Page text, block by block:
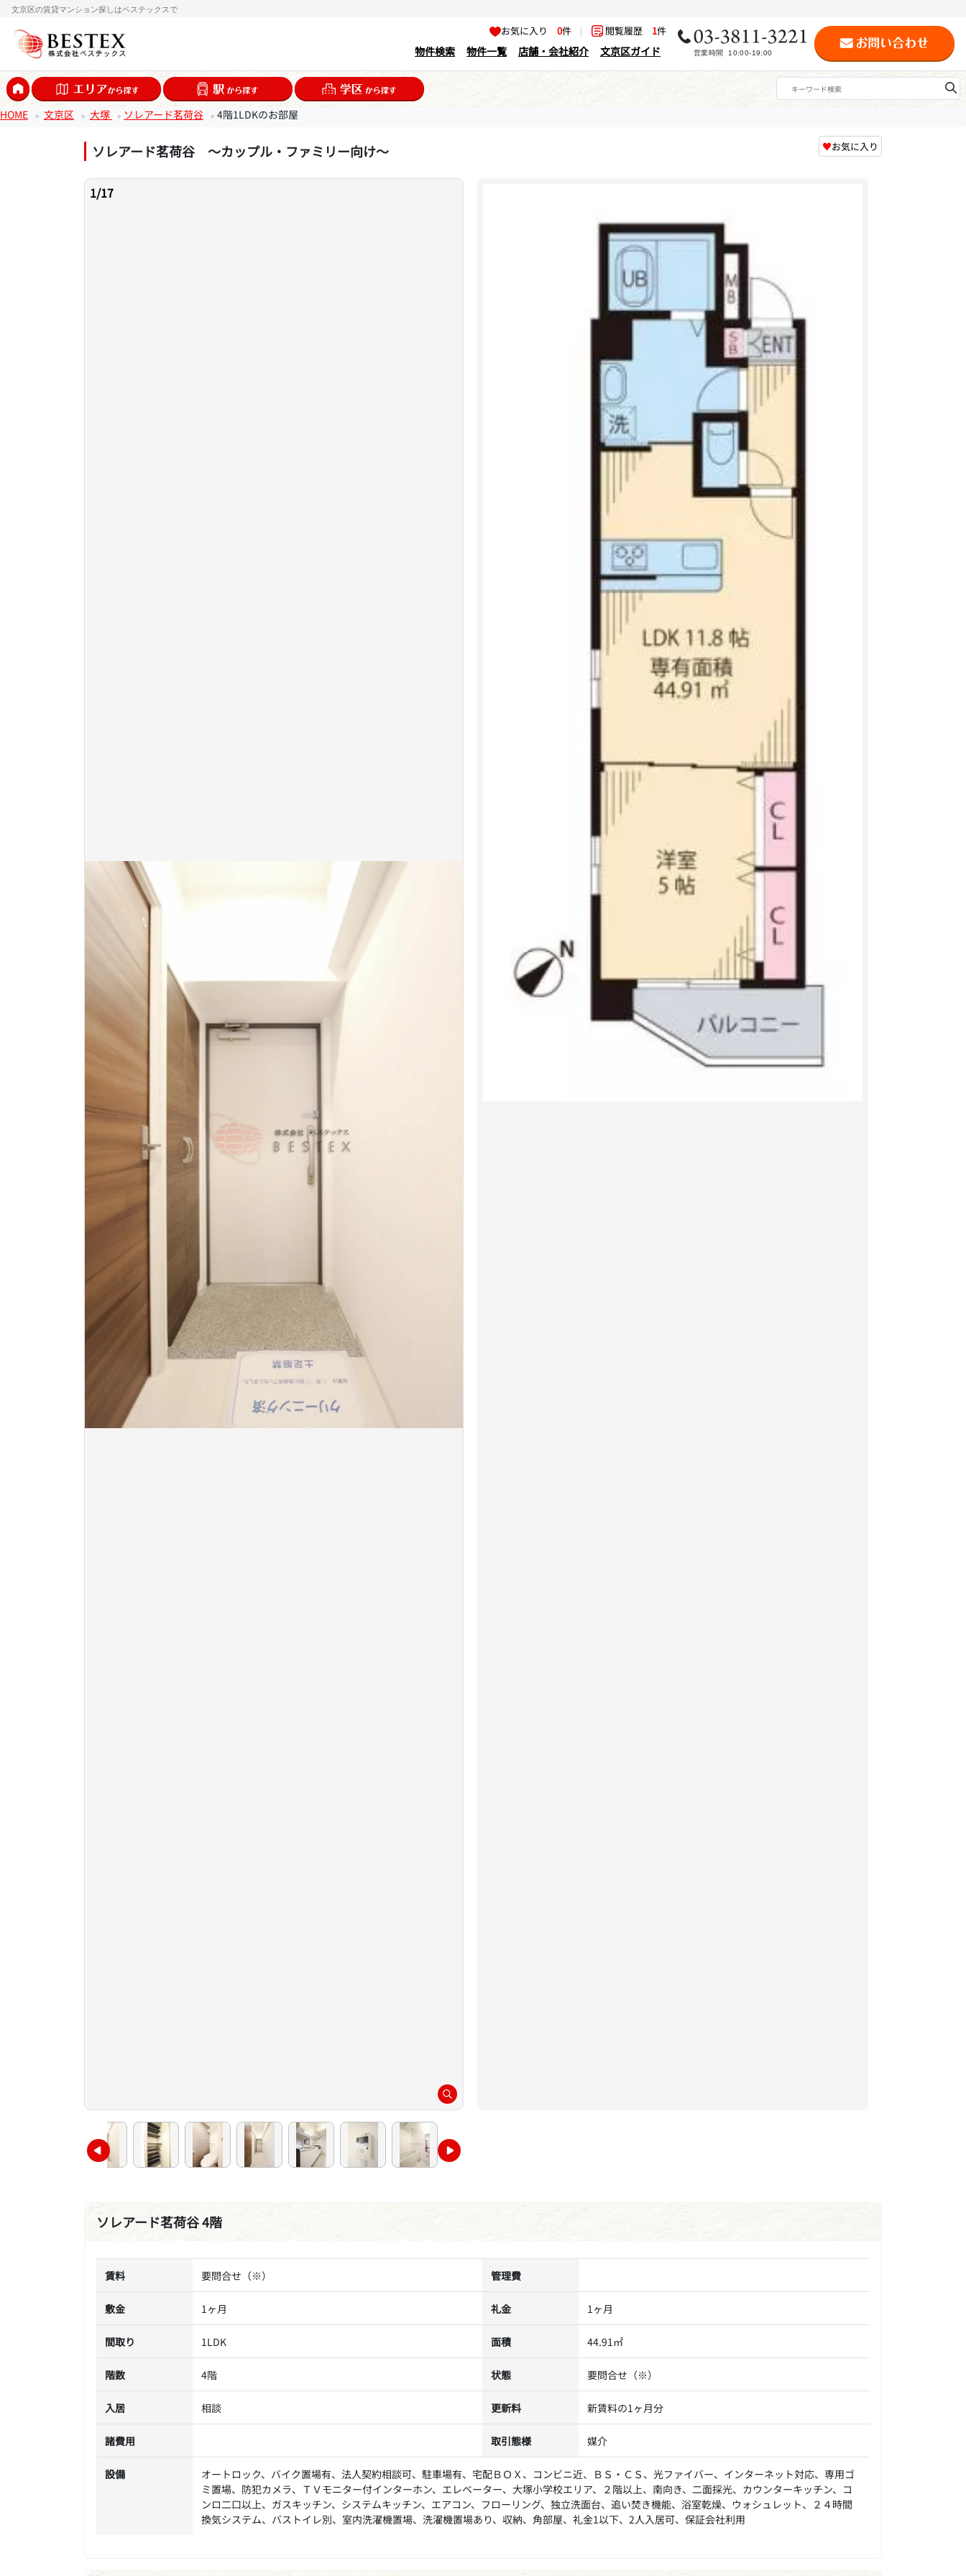
文京区の賃貸マンション探しはベステックスで
お気に入り0件 | 閲覧履歴 1件
物件検索 物件一覧 店舗・会社紹介 文京区ガイド
HOME 文京区 大塚 ソレアード茗荷谷 4階1LDKのお部屋
ソレアード茗荷谷 ～カップル・ファミリー向け～ ♥お気に入り
1/17
ソレアード茗荷谷 4階
賃料 要問合せ（※） 管理費
敷金 1ヶ月 礼金 1ヶ月
間取り 1LDK 面積 44.91㎡
階数 4階 状態 要問合せ（※）
入居 相談 更新料 新賃料の1ヶ月分
諸費用 取引態様 媒介
設備
オートロック、バイク置場有、法人契約相談可、駐車場有、宅配ＢＯＸ、コンビニ近、ＢＳ・ＣＳ、光ファイバー、インターネット対応、専用ゴ
ミ置場、防犯カメラ、ＴＶモニター付インターホン、エレベーター、大塚小学校エリア、２階以上、南向き、二面採光、カウンターキッチン、コ
ンロ二口以上、ガスキッチン、システムキッチン、エアコン、フローリング、独立洗面台、追い焚き機能、浴室乾燥、ウォシュレット、２４時間
換気システム、バストイレ別、室内洗濯機置場、洗濯機置場あり、収納、角部屋、礼金1以下、2人入居可、保証会社利用